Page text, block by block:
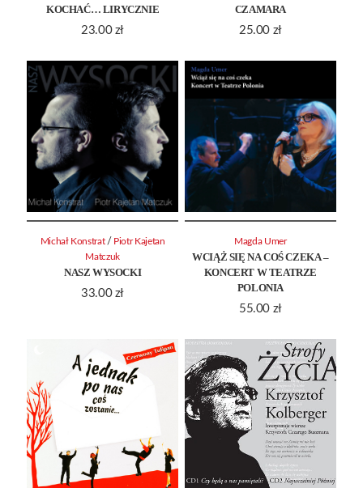
KOCHAĆ… LIRYCZNIE
23.00 zł
CZAMARA
25.00 zł
NASZ WYSOCKI
33.00 zł
Michał Konstrat / Piotr Kajetan
Matczuk
WCIĄŻ SIĘ NA COŚ CZEKA –
KONCERT W TEATRZE
POLONIA
55.00 zł
Magda Umer